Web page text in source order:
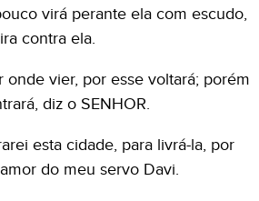
virá perante ela com escudo,
contra ela.
onde vier, por esse voltará; porém
diz o SENHOR.
esta cidade, para livrá-la, por
do meu servo Davi.